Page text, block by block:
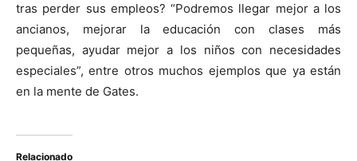
tras perder sus empleos? “Podremos llegar mejor a los
ancianos, mejorar la educación con clases más
pequeñas, ayudar mejor a los niños con necesidades
especiales”, entre otros muchos ejemplos que ya están
en la mente de Gates.
Relacionado